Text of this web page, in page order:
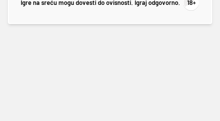
Igre na sreću mogu dovesti do ovisnosti. Igraj odgovorno.